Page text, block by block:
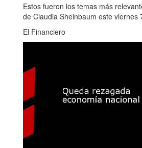
Estos fueron los temas más
de Claudia Sheinbaum este viernes
El Financiero